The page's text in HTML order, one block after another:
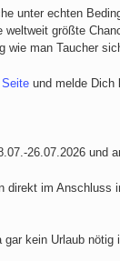
unter echten
größte
man Taucher
und melde Dich
26.07.2026 und
direkt im
kein Urlaub